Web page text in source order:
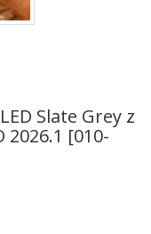
+
Slate Grey z
2026.1 [010-